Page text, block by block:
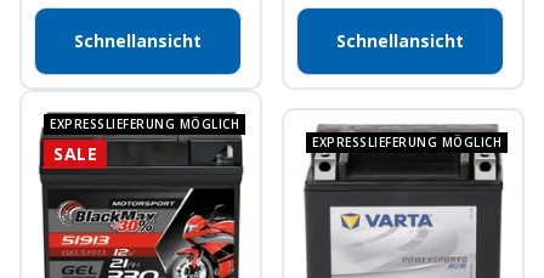
Schnellansicht Schnellansicht
EXPRESSLIEFERUNG MÖGLICH
SALE
EXPRESSLIEFERUNG MÖGLICH